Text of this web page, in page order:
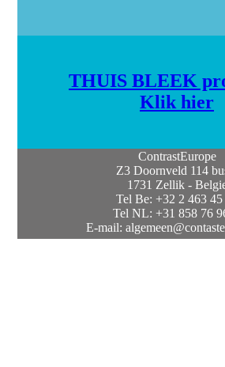
THUIS BLEEK
Klik hier
ContrastEurope
Z3 Doornveld 114
1731 Zellik -
Tel Be: +32 2 463 45
Tel NL: +31 858 76
E-mail: